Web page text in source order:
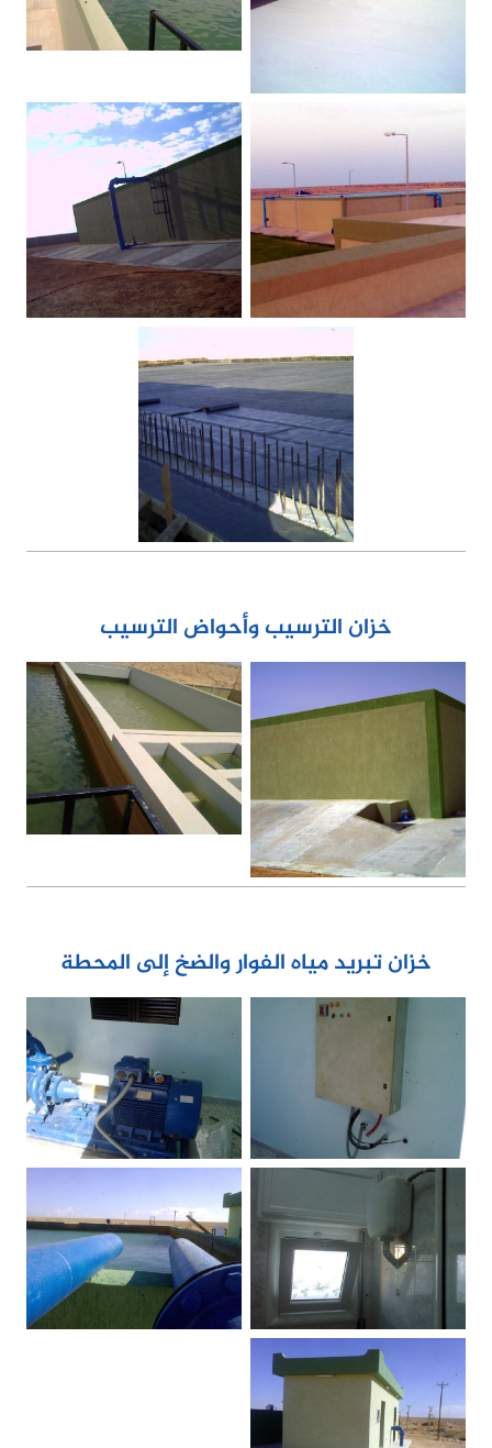
خزان الترسيب وأحواض الترسيب
خزان تبريد مياه الفوار والضخ إلى المحطة